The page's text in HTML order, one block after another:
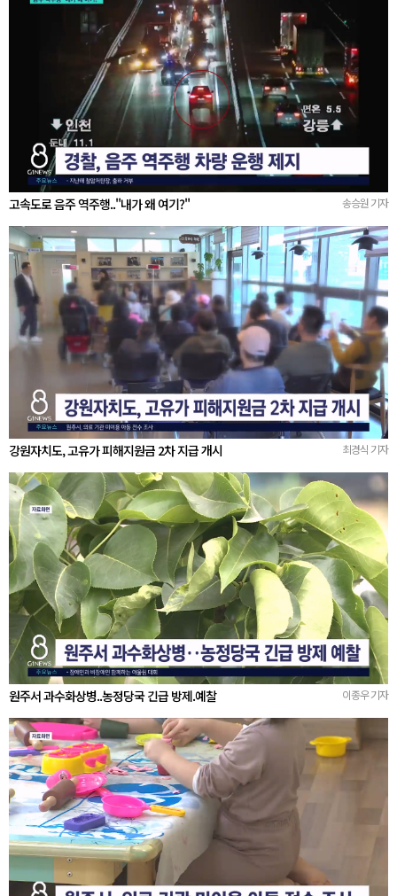
고속도로 음주 역주행.."내가 왜 여기?" 송승원 기자
강원자치도, 고유가 피해지원금 2차 지급 개시 최경식 기자
원주서 과수화상병..농정당국 긴급 방제.예찰 이종우 기자